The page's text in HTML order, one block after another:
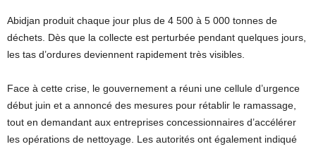
Abidjan produit chaque jour plus de 4 500 à 5 000 tonnes de
déchets. Dès que la collecte est perturbée pendant quelques jours,
les tas d’ordures deviennent rapidement très visibles.
Face à cette crise, le gouvernement a réuni une cellule d’urgence
début juin et a annoncé des mesures pour rétablir le ramassage,
tout en demandant aux entreprises concessionnaires d’accélérer
les opérations de nettoyage. Les autorités ont également indiqué